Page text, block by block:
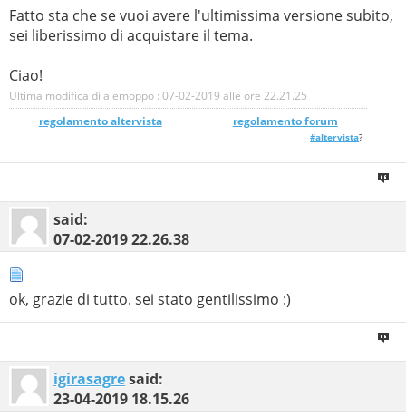
Fatto sta che se vuoi avere l'ultimissima versione subito,
sei liberissimo di acquistare il tema.
Ciao!
Ultima modifica di alemoppo : 07-02-2019 alle ore 22.21.25
regolamento altervista_______________ regolamento forum
#altervista?
said:
07-02-201922.26.38
ok, grazie di tutto. sei stato gentilissimo :)
igirasagresaid:
23-04-2019 18.15.26